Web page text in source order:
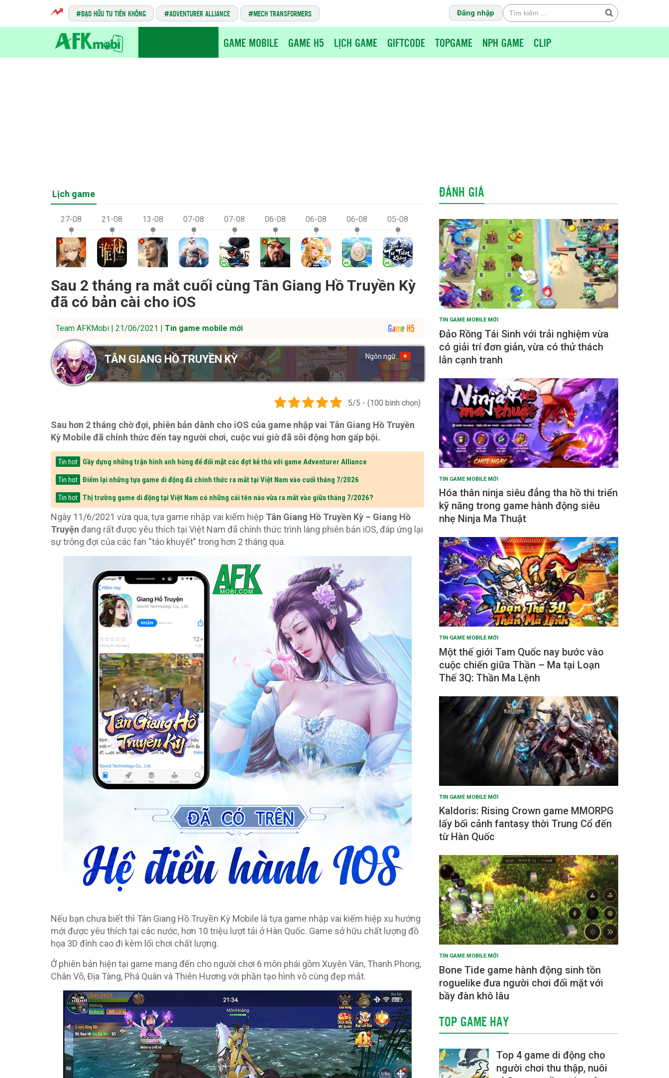
ĐẠO HỮU TU TIÊN KHÔNG ADVENTURER ALLIANCE MECH TRANSFORMERS Đăng nhập
GAME MOBILE GAME H5 LỊCH GAME GIFTCODE TOPGAME NPH GAME CLIP
Lịch game
27-08 21-08 13-08 07-08 07-08 06-08 06-08 06-08 05-08
Sau 2 tháng ra mắt cuối cùng Tân Giang Hồ Truyền Kỳ
đã có bản cài cho iOS
Team AFKMobi | 21/06/2021 | Tin game mobile mới
TÂN GIANG HỒ TRUYỀN KỲ Ngôn ngữ:
5/5 - (100 bình chọn)
Sau hơn 2 tháng chờ đợi, phiên bản dành cho iOS của game nhập vai Tân Giang Hồ Truyền
Kỳ Mobile đã chính thức đến tay người chơi, cuộc vui giờ đã sôi động hơn gấp bội.
Tin hot Gầy dựng những trận hình anh hùng để đối mặt các đợt kẻ thù với game Adventurer Alliance
Tin hot Điểm lại những tựa game di động đã chính thức ra mắt tại Việt Nam vào cuối tháng 7/2026
Tin hot Thị trường game di động tại Việt Nam có những cái tên nào vừa ra mắt vào giữa tháng 7/2026?
Ngày 11/6/2021 vừa qua, tựa game nhập vai kiếm hiệp Tân Giang Hồ Truyền Kỳ – Giang Hồ
Truyện đang rất được yêu thích tại Việt Nam đã chính thức trình làng phiên bản iOS, đáp ứng lại
sự trông đợi của các fan “táo khuyết” trong hơn 2 tháng qua.
Nếu bạn chưa biết thì Tân Giang Hồ Truyền Kỳ Mobile là tựa game nhập vai kiếm hiệp xu hướng
mới được yêu thích tại các nước, hơn 10 triệu lượt tải ở Hàn Quốc. Game sở hữu chất lượng đồ
họa 3D đỉnh cao đi kèm lối chơi chất lượng.
Ở phiên bản hiện tại game mang đến cho người chơi 6 môn phái gồm Xuyên Vân, Thanh Phong,
Chân Võ, Địa Tàng, Phá Quân và Thiên Hương với phần tạo hình vô cùng đẹp mắt.
ĐÁNH GIÁ
TIN GAME MOBILE MỚI
Đảo Rồng Tái Sinh với trải nghiệm vừa
có giải trí đơn giản, vừa có thử thách
lẫn cạnh tranh
TIN GAME MOBILE MỚI
Hóa thân ninja siêu đẳng tha hồ thi triển
kỹ năng trong game hành động siêu
nhẹ Ninja Ma Thuật
TIN GAME MOBILE MỚI
Một thế giới Tam Quốc nay bước vào
cuộc chiến giữa Thần – Ma tại Loạn
Thế 3Q: Thần Ma Lệnh
TIN GAME MOBILE MỚI
Kaldoris: Rising Crown game MMORPG
lấy bối cảnh fantasy thời Trung Cổ đến
từ Hàn Quốc
TIN GAME MOBILE MỚI
Bone Tide game hành động sinh tồn
roguelike đưa người chơi đối mặt với
bầy đàn khô lâu
TOP GAME HAY
Top 4 game di động cho
người chơi thu thập, nuôi